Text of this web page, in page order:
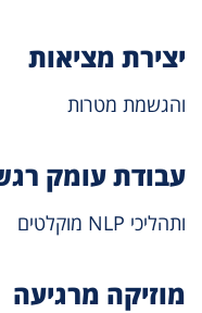
יצירת מציאות
והגשמת מטרות
עבודת עומק
ותהליכי NLP מוקלטים
מוזיקה מרגיעה